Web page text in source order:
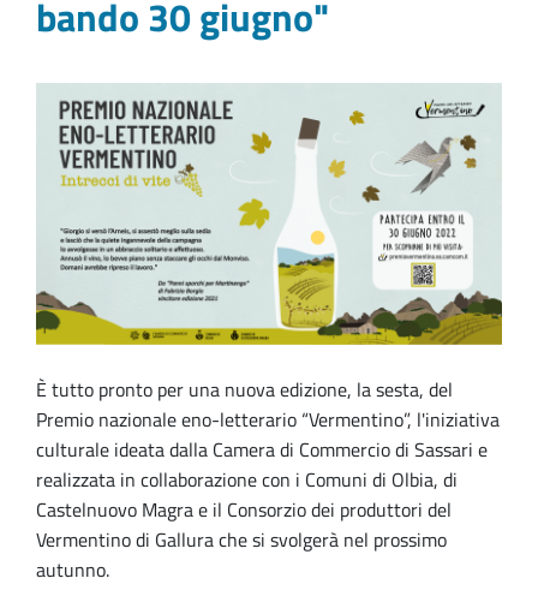
bando 30 giugno"
È tutto pronto per una nuova edizione, la sesta, del
Premio nazionale eno-letterario “Vermentino”, l'iniziativa
culturale ideata dalla Camera di Commercio di Sassari e
realizzata in collaborazione con i Comuni di Olbia, di
Castelnuovo Magra e il Consorzio dei produttori del
Vermentino di Gallura che si svolgerà nel prossimo
autunno.